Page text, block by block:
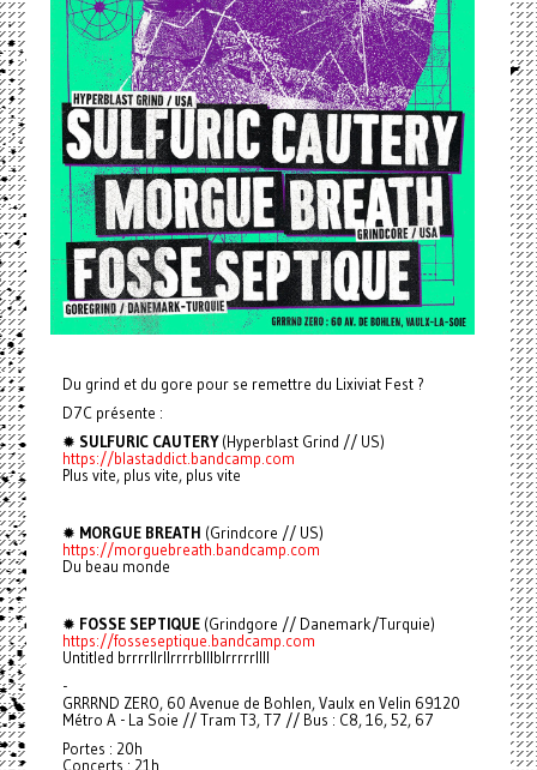
Du grind et du gore pour se remettre du Lixiviat Fest ?
D7C présente :
✹ SULFURIC CAUTERY(Hyperblast Grind // US)
https://blastaddict.bandcamp.com
Plus vite, plus vite, plus vite
✹ MORGUE BREATH (Grindcore // US)
https://morguebreath.bandcamp.com
Du beau monde
✹ FOSSE SEPTIQUE(Grindgore // Danemark/Turquie)
https://fosseseptique.bandcamp.com
Untitled brrrrllrllrrrrblllblrrrrrllll
-
GRRRND ZERO, 60 Avenue de Bohlen, Vaulx en Velin 69120
Métro A - La Soie // Tram T3, T7 // Bus : C8, 16, 52, 67
Portes : 20h
Concerts : 21h